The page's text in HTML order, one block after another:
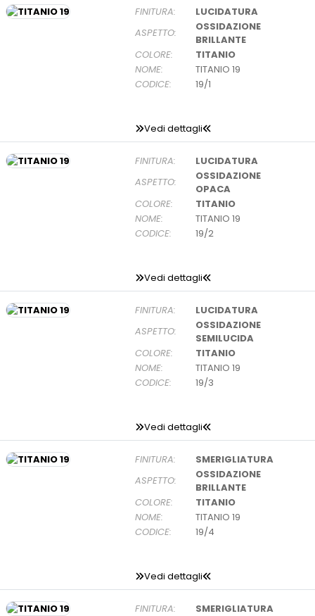
FINITURA:
LUCIDATURA
ASPETTO:
OSSIDAZIONE
BRILLANTE
COLORE:
TITANIO
NOME:
TITANIO 19
CODICE:
19/1
Vedi dettagli
FINITURA:
LUCIDATURA
ASPETTO:
OSSIDAZIONE
OPACA
COLORE:
TITANIO
NOME:
TITANIO 19
CODICE:
19/2
Vedi dettagli
FINITURA:
LUCIDATURA
ASPETTO:
OSSIDAZIONE
SEMILUCIDA
COLORE:
TITANIO
NOME:
TITANIO 19
CODICE:
19/3
Vedi dettagli
FINITURA:
SMERIGLIATURA
ASPETTO:
OSSIDAZIONE
BRILLANTE
COLORE:
TITANIO
NOME:
TITANIO 19
CODICE:
19/4
Vedi dettagli
FINITURA:
SMERIGLIATURA